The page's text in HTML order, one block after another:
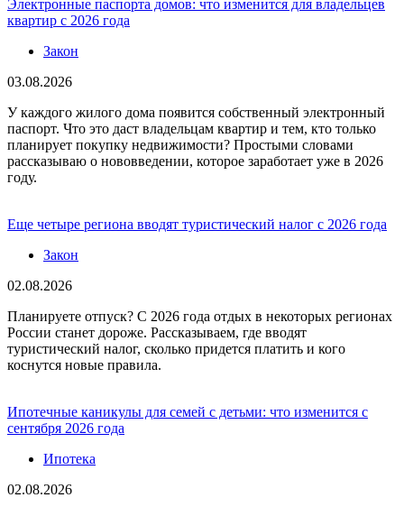
Электронные паспорта домов: что изменится для владельцев
квартир с 2026 года
Закон
03.08.2026
У каждого жилого дома появится собственный электронный
паспорт. Что это даст владельцам квартир и тем, кто только
планирует покупку недвижимости? Простыми словами
рассказываю о нововведении, которое заработает уже в 2026
году.
Еще четыре региона вводят туристический налог с 2026 года
Закон
02.08.2026
Планируете отпуск? С 2026 года отдых в некоторых регионах
России станет дороже. Рассказываем, где вводят
туристический налог, сколько придется платить и кого
коснутся новые правила.
Ипотечные каникулы для семей с детьми: что изменится с
сентября 2026 года
Ипотека
02.08.2026